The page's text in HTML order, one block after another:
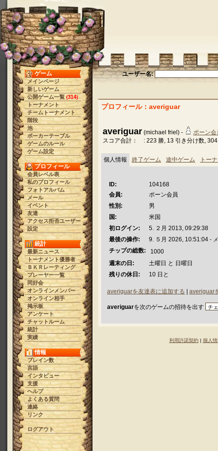
ゲーム
メインページ
新しいゲーム
公開ゲーム一覧 (314)
トーナメント
チームトーナメント
階段
池
ポーカーテーブル
ゲームのルール
ゲーム設定
プロフィール
会員レベル表
私のプロフィール
フォトアルバム
メール
イベント
友達
アクセス拒否ユーザー
設定
統計
最新ニュース
トーナメント優勝者
ＢＫＲレーティング
プレーヤー一覧
同好会
オンラインメンバー
オンライン相手
掲示板
アンケート
チャットルーム
統計
実績
情報
ブレイン数
言語
インタビュー
支援
ヘルプ
よくある質問
連絡
リンク
ログアウト
ユーザー名:
プロフィール：averiguar
averiguar (michael friel) -
ポーン会
スコア合計： : 223 勝, 13 引き分け数,
個人情報 終了ゲーム 途中ゲーム トー
ID:
104168
会員:
ポーン会員
性別:
男
国:
米国
初ログイン:
5. ２月 2013, 09:29:38
最後の操作:
9. ５月 2026, 10:51:04 -
チップの総数:
1000
週末の日:
土曜日 と 日曜日
残りの休日:
10 日と
averiguarを友達表に追加する averiguar
averiguarを次のゲームの招待を出す
利用許諾契約| 個人